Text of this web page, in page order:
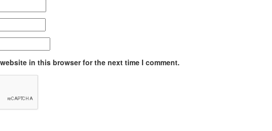
in this browser for the next time I comment.